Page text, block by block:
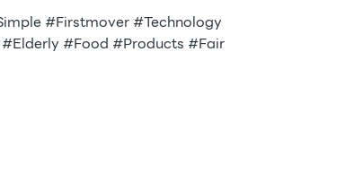
#Firstmover #Technology
#Food #Products #Fair